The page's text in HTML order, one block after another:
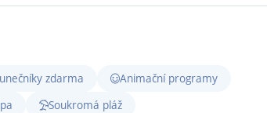
zdarma
Animační programy
Soukromá pláž